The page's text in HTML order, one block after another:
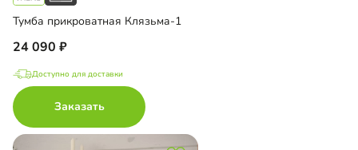
Тумба прикроватная Клязьма-1
24 090
Доступно для доставки
Заказать